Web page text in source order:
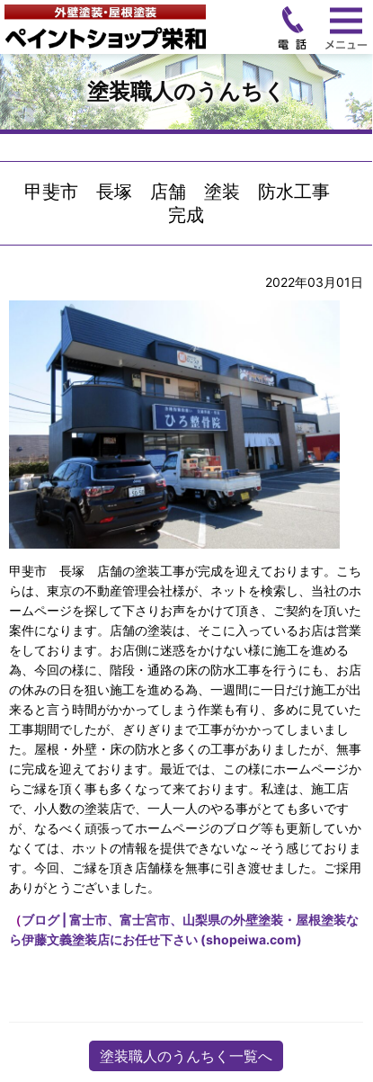
塗装職人のうんちく
甲斐市 長塚 店舗 塗装 防水工事
完成
2022年03月01日
甲斐市 長塚 店舗の塗装工事が完成を迎えております。こち
らは、東京の不動産管理会社様が、ネットを検索し、当社のホ
ームページを探して下さりお声をかけて頂き、ご契約を頂いた
案件になります。店舗の塗装は、そこに入っているお店は営業
をしております。お店側に迷惑をかけない様に施工を進める
為、今回の様に、階段・通路の床の防水工事を行うにも、お店
の休みの日を狙い施工を進める為、一週間に一日だけ施工が出
来ると言う時間がかかってしまう作業も有り、多めに見ていた
工事期間でしたが、ぎりぎりまで工事がかかってしまいまし
た。屋根・外壁・床の防水と多くの工事がありましたが、無事
に完成を迎えております。最近では、この様にホームページか
らご縁を頂く事も多くなって来ております。私達は、施工店
で、小人数の塗装店で、一人一人のやる事がとても多いです
が、なるべく頑張ってホームページのブログ等も更新していか
なくては、ホットの情報を提供できないな～そう感じておりま
す。今回、ご縁を頂き店舗様を無事に引き渡せました。ご採用
ありがとうございました。
（ブログ | 富士市、富士宮市、山梨県の外壁塗装・屋根塗装な
ら伊藤文義塗装店にお任せ下さい (shopeiwa.com)
塗装職人のうんちく一覧へ